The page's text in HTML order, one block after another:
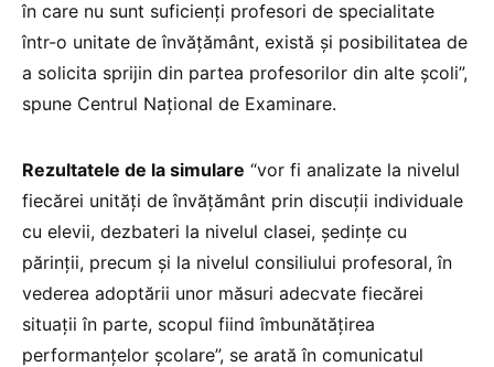
în care nu sunt suficienți profesori de specialitate
într-o unitate de învățământ, există și posibilitatea de
a solicita sprijin din partea profesorilor din alte școli”,
spune Centrul Național de Examinare.
Rezultatele de la simulare “vor fi analizate la nivelul
fiecărei unități de învățământ prin discuții individuale
cu elevii, dezbateri la nivelul clasei, ședințe cu
părinții, precum și la nivelul consiliului profesoral, în
vederea adoptării unor măsuri adecvate fiecărei
situații în parte, scopul fiind îmbunătățirea
performanțelor școlare”, se arată în comunicatul